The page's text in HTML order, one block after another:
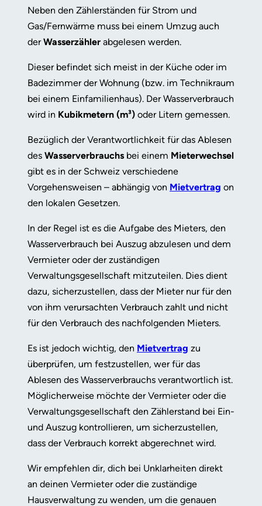
Neben den Zählerständen für Strom und
Gas/Fernwärme muss bei einem Umzug auch
derWasserzähler abgelesen werden.
Dieser befindet sich meist in der Küche oder im
Badezimmer der Wohnung (bzw. im Technikraum
bei einem Einfamilienhaus). Der Wasserverbrauch
wird in Kubikmetern (m³) oder Litern gemessen.
Bezüglich der Verantwortlichkeit für das Ablesen
des Wasserverbrauchs bei einem Mieterwechsel
gibt es in der Schweiz verschiedene
Vorgehensweisen – abhängig von Mietvertrag on
den lokalen Gesetzen.
In der Regel ist es die Aufgabe des Mieters, den
Wasserverbrauch bei Auszug abzulesen und dem
Vermieter oder der zuständigen
Verwaltungsgesellschaft mitzuteilen. Dies dient
dazu, sicherzustellen, dass der Mieter nur für den
von ihm verursachten Verbrauch zahlt und nicht
für den Verbrauch des nachfolgenden Mieters.
Es ist jedoch wichtig, den Mietvertrag zu
überprüfen, um festzustellen, wer für das
Ablesen des Wasserverbrauchs verantwortlich ist.
Möglicherweise möchte der Vermieter oder die
Verwaltungsgesellschaft den Zählerstand bei Ein-
und Auszug kontrollieren, um sicherzustellen,
dass der Verbrauch korrekt abgerechnet wird.
Wir empfehlen dir, dich bei Unklarheiten direkt
an deinen Vermieter oder die zuständige
Hausverwaltung zu wenden, um die genauen